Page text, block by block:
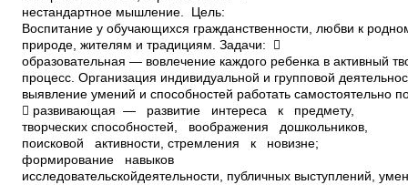
нестандартное мышление. Цель:
Воспитание у обучающихся гражданственности, любви к
природе, жителям и традициям. Задачи: 
образовательная — вовлечение каждого ребенка в активный
процесс. Организация индивидуальной и групповой
выявление умений и способностей работать самостоятельно
 развивающая — развитие интереса к предмету,
творческих способностей, воображения дошкольников,
поисковой активности, стремления к новизне;
формирование навыков
исследовательскойдеятельности, публичных выступлений,